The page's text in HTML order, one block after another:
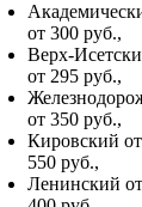
от 300 руб.,
Верх-
от 295 руб.,
от 350 руб.,
Кировский от
550 руб.,
Ленинский от